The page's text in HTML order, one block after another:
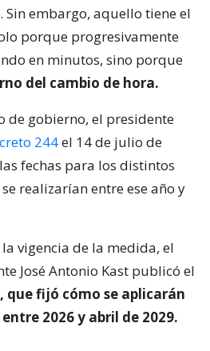
embargo, aquello tiene el
porque progresivamente
en minutos, sino porque
del cambio de hora.
de gobierno, el presidente
244el 14 de julio de
fechas para los distintos
realizarían entre ese año y
vigencia de la medida, el
José Antonio Kast publicó el
, que fijó cómo se aplicarán
2026 y abril de 2029.